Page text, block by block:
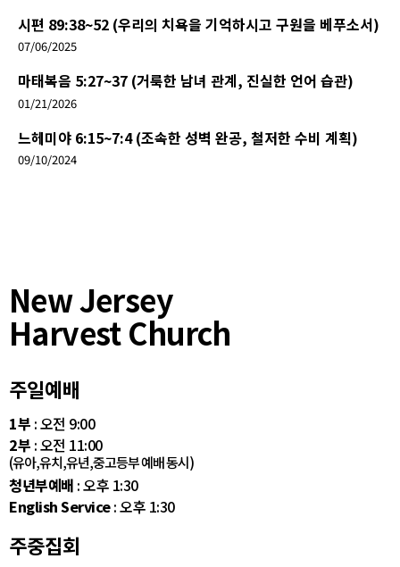
시편 89:38~52 (우리의 치욕을 기억하시고 구원을 베푸소서)
07/06/2025
마태복음 5:27~37 (거룩한 남녀 관계, 진실한 언어 습관)
01/21/2026
느헤미야 6:15~7:4 (조속한 성벽 완공, 철저한 수비 계획)
09/10/2024
New Jersey
Harvest Church
주일예배
1부 : 오전 9:00
2부 : 오전 11:00
(유아,유치,유년,중고등부 예배 동시)
청년부예배 : 오후 1:30
English Service: 오후 1:30
주중집회